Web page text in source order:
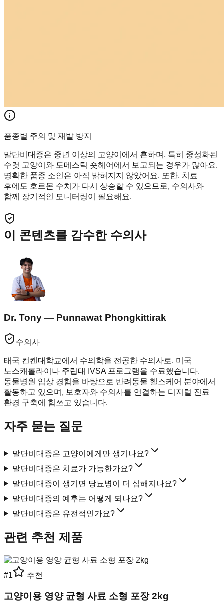
품종별 주의 및 재발 방지
말단비대증은 중년 이상의 고양이에서 흔하며, 특히 중성화된
수컷 고양이와 도메스틱 숏헤어에서 보고되는 경우가 많아요.
명확한 품종 소인은 아직 밝혀지지 않았어요. 또한, 치료
후에도 호르몬 수치가 다시 상승할 수 있으므로, 수의사와
함께 장기적인 모니터링이 필요해요.
이 콘텐츠를 감수한 수의사
Dr. Tony — Punnawat Phongkittirak
수의사
태국 컨켄대학교에서 수의학을 전공한 수의사로, 미국
노스캐롤라이나 주립대 IVSA 프로그램을 수료했습니다.
동물병원 임상 경험을 바탕으로 반려동물 헬스케어 분야에서
활동하고 있으며, 보호자와 수의사를 연결하는 디지털 진료
환경 구축에 힘쓰고 있습니다.
자주 묻는 질문
말단비대증은 고양이에게만 생기나요?
말단비대증은 치료가 가능한가요?
말단비대증이 생기면 당뇨병이 더 심해지나요?
말단비대증의 예후는 어떻게 되나요?
말단비대증은 유전적인가요?
관련 추천 제품
#1 추천
고양이용 영양 균형 사료 소형 포장 2kg